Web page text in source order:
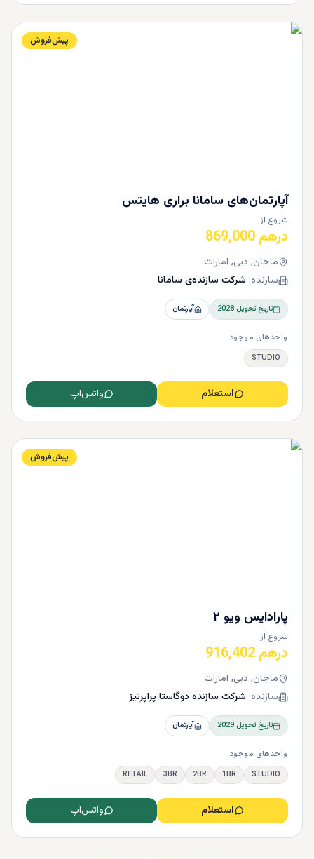
پیش‌فروش
آپارتمان‌های سامانا براری هایتس
شروع از
درهم 869,000
ماجان, دبی, امارات
سازنده: شرکت سازنده‌ی سامانا
تاریخ تحویل2028 آپارتمان
واحدهای موجود
STUDIO
استعلام واتس‌اپ
پیش‌فروش
پارادایس ویو ۲
شروع از
درهم 916,402
ماجان, دبی, امارات
سازنده: شرکت سازنده دوگاستا پراپرتیز
تاریخ تحویل2029 آپارتمان
واحدهای موجود
STUDIO
1BR
2BR
3BR
RETAIL
استعلام واتس‌اپ